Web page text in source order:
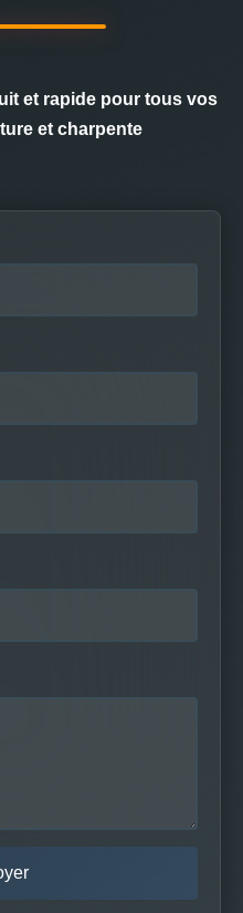
et rapide pour tous vos
et charpente